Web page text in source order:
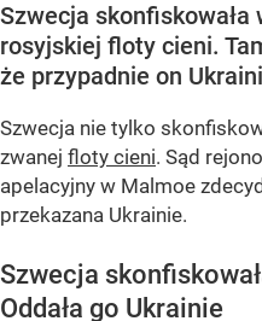
Szwecja
rosyjskiej floty cieni.
że przypadnie on
Szwecja nie tylko
zwanej floty cieni. Sąd
apelacyjny w Malmoe
przekazana Ukrainie.
Szwecja
Oddała go Ukrainie